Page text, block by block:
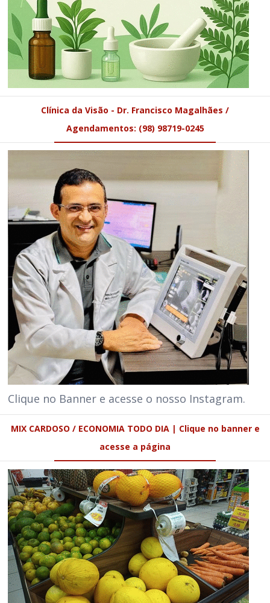
Clínica da Visão - Dr. Francisco Magalhães /
Agendamentos: (98) 98719-0245
Clique no Banner e acesse o nosso Instagram.
MIX CARDOSO / ECONOMIA TODO DIA | Clique no banner e
acesse a página